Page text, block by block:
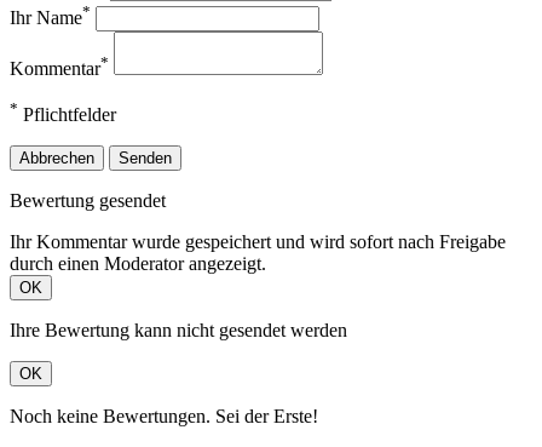
Ihr Name*
Kommentar*
* Pflichtfelder
Abbrechen Senden
Bewertung gesendet
Ihr Kommentar wurde gespeichert und wird sofort nach Freigabe
durch einen Moderator angezeigt.
OK
Ihre Bewertung kann nicht gesendet werden
OK
Noch keine Bewertungen. Sei der Erste!